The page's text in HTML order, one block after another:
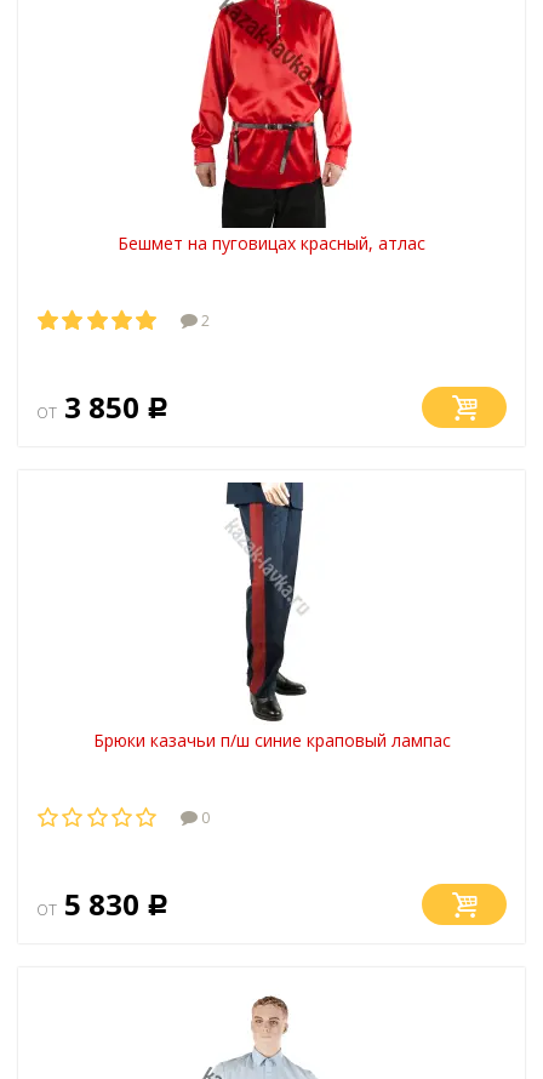
Бешмет на пуговицах красный, атлас
2
от 3 850 Р
Брюки казачьи п/ш синие краповый лампас
0
от 5 830 Р